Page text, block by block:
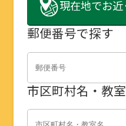
現在地でお
郵便番号で探す
市区町村名・教